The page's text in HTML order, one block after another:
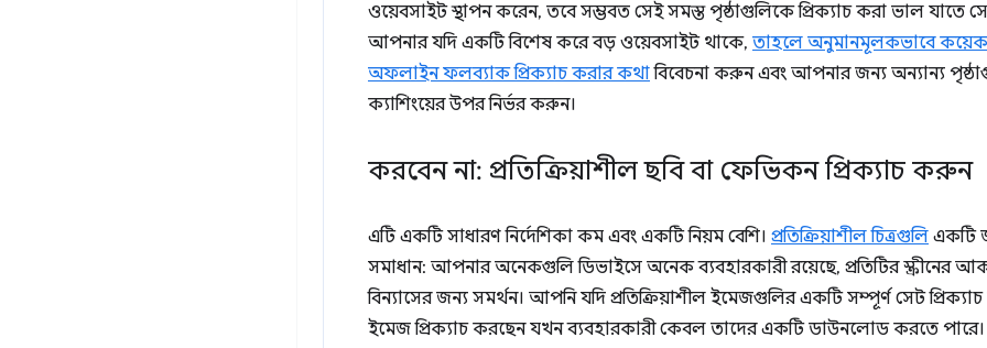
ওয়েবসাইট স্থাপন করেন, তবে সম্ভবত সেই সমস্ত পৃষ্ঠাগুলিকে প্রিক্যাচ করা ভাল যাতে
আপনার যদি একটি বিশেষ করে বড় ওয়েবসাইট থাকে, তাহলে অনুমানমূলকভাবে
অফলাইন ফলব্যাক প্রিক্যাচ করার কথাবিবেচনা করুন এবং আপনার জন্য অন্যান্য
ক্যাশিংয়ের উপর নির্ভর করুন।
করবেন না: প্রতিক্রিয়াশীল ছবি বা ফেভিকন প্রিক্যাচ করুন
এটি একটি সাধারণ নির্দেশিকা কম এবং একটি নিয়ম বেশি। প্রতিক্রিয়াশীল চিত্রগুলি একটি
সমাধান: আপনার অনেকগুলি ডিভাইসে অনেক ব্যবহারকারী রয়েছে, প্রতিটির স্ক্রীনের
বিন্যাসের জন্য সমর্থন। আপনি যদি প্রতিক্রিয়াশীল ইমেজগুলির একটি সম্পূর্ণ সেট
ইমেজ প্রিক্যাচ করছেন যখন ব্যবহারকারী কেবল তাদের একটি ডাউনলোড করতে পারে।